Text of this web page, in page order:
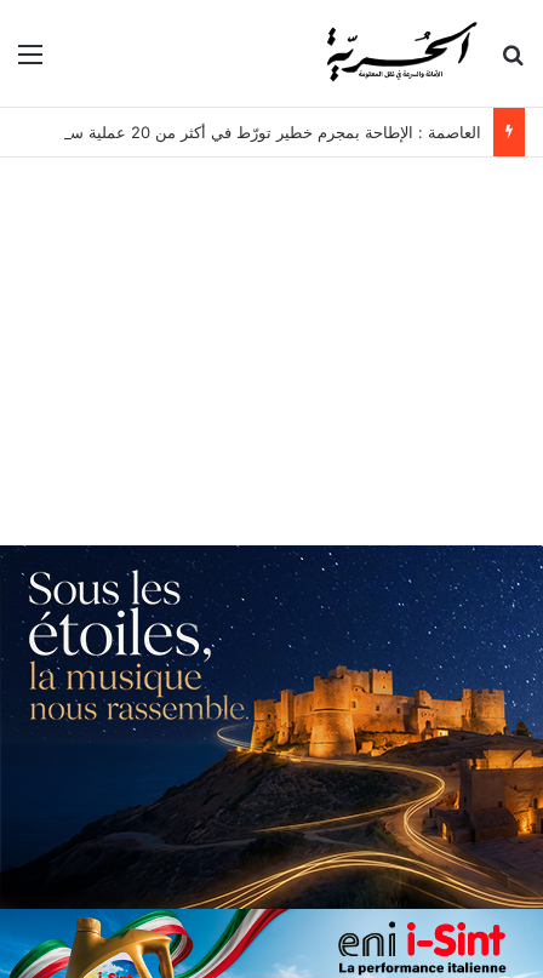
بحث عن
العاصمة : الإطاحة بمجرم خطير تورّط في أكثر من 20 عملية سرقة